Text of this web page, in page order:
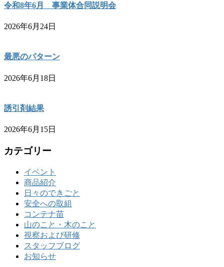
令和8年6月 事業体合同説明会
2026年6月24日
最悪のパターン
2026年6月18日
誘引剤結果
2026年6月15日
カテゴリー
イベント
商品紹介
日々のできごと
安全への取組
コンテナ苗
山のこと・木のこと
視察および研修
スタッフブログ
お知らせ